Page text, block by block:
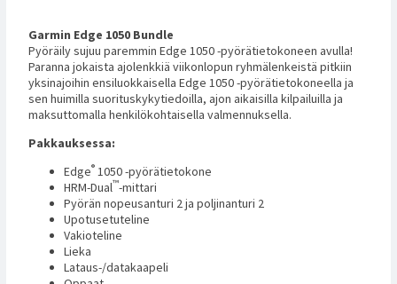
Garmin Edge 1050 Bundle
Pyöräily sujuu paremmin Edge 1050 -pyörätietokoneen avulla!
Paranna jokaista ajolenkkiä viikonlopun ryhmälenkeistä pitkiin
yksinajoihin ensiluokkaisella Edge 1050 -pyörätietokoneella ja
sen huimilla suorituskykytiedoilla, ajon aikaisilla kilpailuilla ja
maksuttomalla henkilökohtaisella valmennuksella.
Pakkauksessa:
Edge® 1050 -pyörätietokone
HRM-Dual™-mittari
Pyörän nopeusanturi 2 ja poljinanturi 2
Upotusetuteline
Vakioteline
Lieka
Lataus-/datakaapeli